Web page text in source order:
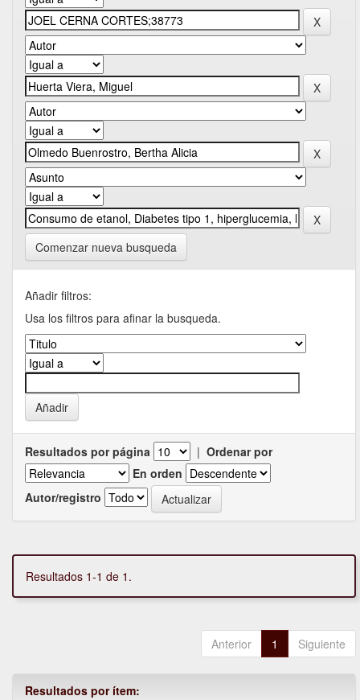
Comenzar nueva busqueda
Añadir filtros:
Usa los filtros para afinar la busqueda.
Resultados por página | Ordenar por
En orden
Autor/registro
Resultados 1-1 de 1.
Anterior 1 Siguiente
Resultados por ítem: